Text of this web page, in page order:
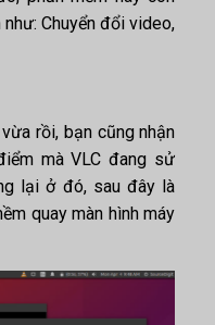
Chuyển đổi video,
rồi, bạn cũng nhận
mà VLC đang sử
lại ở đó, sau đây là
quay màn hình máy